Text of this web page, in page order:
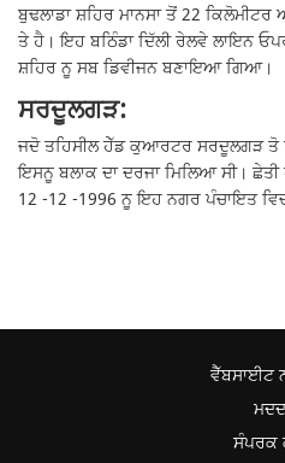
ਬੁਢਲਾਡਾ ਸ਼ਹਿਰ ਮਾਨਸਾ ਤੋਂ 22
ਤੇ ਹੈ। ਇਹ ਬਠਿੰਡਾ ਦਿੱਲੀ ਰੇਲਵੇ ਲਾਇਨ
ਸ਼ਹਿਰ ਨੂ ਸਬ ਡਿਵੀਜਨ ਬਣਾਇਆ ਗਿਆ।
ਸਰਦੂਲਗੜ:
ਜਦੋ ਤਹਿਸੀਲ ਹੇੱਡ ਕੁਆਰਟਰ ਸਰਦੂਲਗੜ ਤੋ
ਇਸਨੂ ਬਲਾਕ ਦਾ ਦਰਜਾ ਮਿਲਿਆ ਸੀ।
12 -12 -1996 ਨੂ ਇਹ ਨਗਰ ਪੰਚਾਇਤ
ਵੈੱਬਸਾਈਟ
ਮਦਦ
ਸੰਪਰਕ